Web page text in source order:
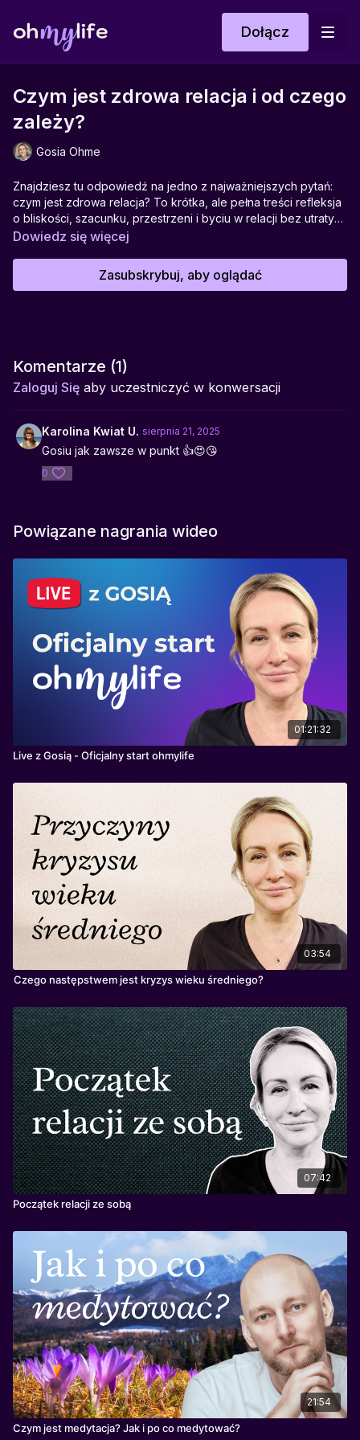
Dołącz
Czym jest zdrowa relacja i od czego
zależy?
Gosia Ohme
Znajdziesz tu odpowiedź na jedno z najważniejszych pytań:
czym jest zdrowa relacja? To krótka, ale pełna treści refleksja
o bliskości, szacunku, przestrzeni i byciu w relacji bez utraty
siebie. O relacji, która nie opiera się na kontroli ani potrzebie
wzajemnym wsparciu. To zaproszenie do spojrzenia na swoje
związki z większą świadomością i czułością.
Dowiedz się więcej
Zasubskrybuj, aby oglądać
Komentarze (1)
Zaloguj Się aby uczestniczyć w konwersacji
Karolina Kwiat U. sierpnia 21, 2025
Gosiu jak zawsze w punkt 👍😍😘
0
Powiązane nagrania wideo
01:21:32
Live z Gosią - Oficjalny start ohmylife
03:54
Czego następstwem jest kryzys wieku średniego?
07:42
Początek relacji ze sobą
21:54
Czym jest medytacja? Jak i po co medytować?